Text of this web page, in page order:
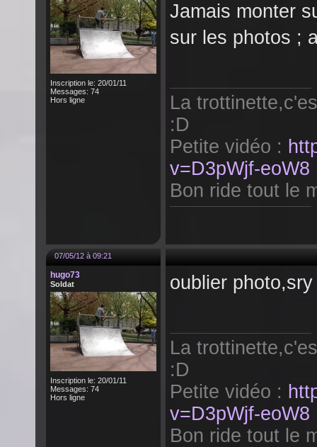
Inscription le: 20/01/11
Messages: 74
Hors ligne
Jamais monter
sur les photos ;
La
:D
Petite vidéo :
v=D3pWjf-eoW8
Bon ride tout le
07/05/12 à 09:21
hugo73
Soldat
Inscription le: 20/01/11
Messages: 74
Hors ligne
oublier photo,sry
La
:D
Petite vidéo :
v=D3pWjf-eoW8
Bon ride tout le